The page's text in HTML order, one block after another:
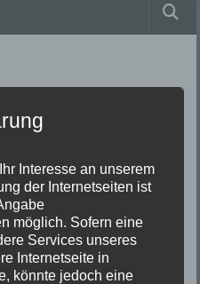
Interesse an unserem
der Internetseiten ist
möglich. Sofern eine
Services unseres
Internetseite in
könnte jedoch eine